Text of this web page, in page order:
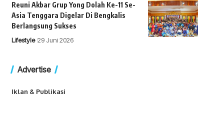
Reuni Akbar Grup Yong Dolah Ke-11 Se-
Asia Tenggara Digelar Di Bengkalis
Berlangsung Sukses
Lifestyle 29 Juni 2026
Advertise
Iklan & Publikasi